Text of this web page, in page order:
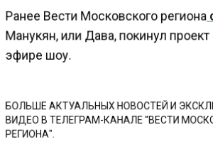
Ранее Вести Московского региона
Манукян, или Дава, покинул
эфире шоу.
БОЛЬШЕ АКТУАЛЬНЫХ НОВОСТЕЙ И
ВИДЕО В ТЕЛЕГРАМ-КАНАЛЕ "ВЕСТИ
РЕГИОНА".